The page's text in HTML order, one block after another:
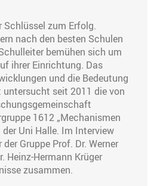
Schlüssel zum Erfolg.
nach den besten Schulen
bemühen sich um
ihrer Einrichtung. Das
und die Bedeutung
seit 2011 die von
1612 „Mechanismen
Uni Halle. Im Interview
Gruppe Prof. Dr. Werner
Heinz-Hermann Krüger
zusammen.